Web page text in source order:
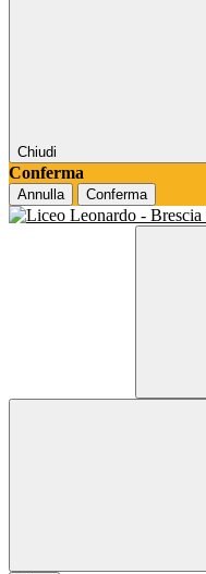
Chiudi
Conferma
Annulla Conferma